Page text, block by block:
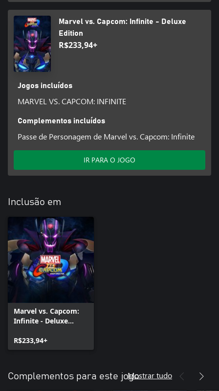
Marvel vs. Capcom: Infinite - Deluxe
Edition
R$233,94+
Jogos incluídos
MARVEL VS. CAPCOM: INFINITE
Complementos incluídos
Passe de Personagem de Marvel vs. Capcom: Infinite
IR PARA O JOGO
Inclusão em
Marvel vs. Capcom:
Infinite - Deluxe
R$233,94+
Complementos para este jogoMostrar tudo